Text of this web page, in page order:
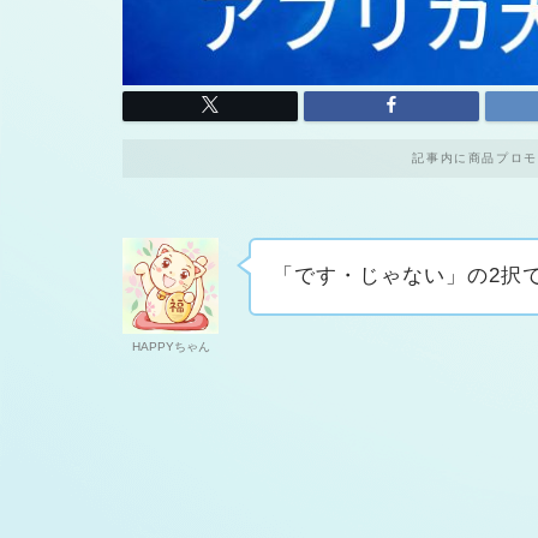
記事内に商品プロ
HAPPYちゃん
「です・じゃない」の2択